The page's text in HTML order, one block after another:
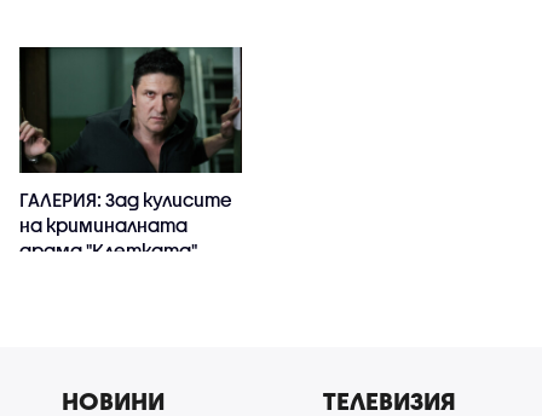
ГАЛЕРИЯ: Зад кулисите
на криминалната
драма "Клетката"
НОВИНИ ТЕЛЕВИЗИЯ